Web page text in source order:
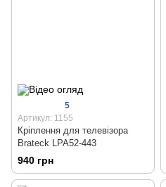
5
Артикул: 1155
Кріплення для телевізора
Brateck LPA52-443
940 грн